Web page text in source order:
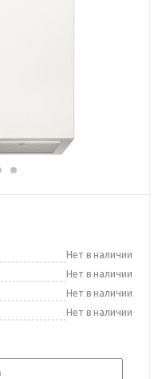
Нет в наличии
Нет в наличии
Нет в наличии
Нет в наличии